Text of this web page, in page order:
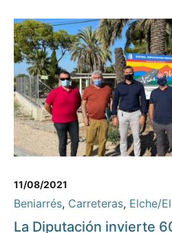
11/08/2021
Beniarrés, Carreteras, Elche/
La Diputación invierte